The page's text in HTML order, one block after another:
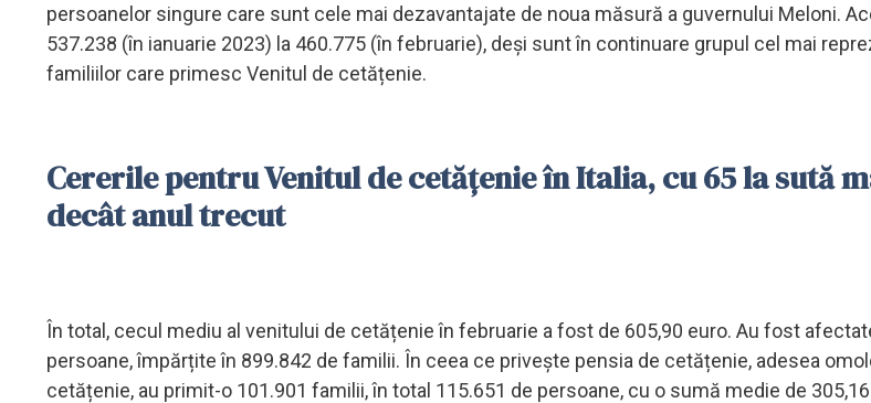
persoanelor singure care sunt cele mai dezavantajate de noua măsură a guvernului Meloni.
537.238 (în ianuarie 2023) la 460.775 (în februarie), deși sunt în continuare grupul cel mai
familiilor care primesc Venitul de cetățenie.
Cererile pentru Venitul de cetățenie în Italia, cu 65 la sută
decât anul trecut
În total, cecul mediu al venitului de cetățenie în februarie a fost de 605,90 euro. Au fost
persoane, împărțite în 899.842 de familii. În ceea ce privește pensia de cetățenie, adesea
cetățenie, au primit-o 101.901 familii, în total 115.651 de persoane, cu o sumă medie de